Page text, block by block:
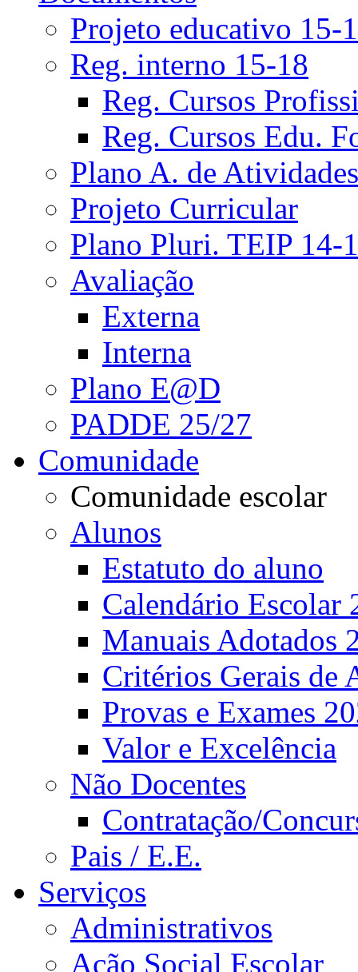
Projeto educativo 15-
Reg. interno 15-18
Reg. Cursos
Reg. Cursos Edu.
Plano A. de Atividades
Projeto Curricular
Plano Pluri. TEIP 14-
Avaliação
Externa
Interna
Plano E@D
PADDE 25/27
Comunidade
Comunidade escolar
Alunos
Estatuto do aluno
Calendário Escolar
Manuais Adotados
Critérios Gerais de
Provas e Exames
Valor e Excelência
Não Docentes
Contratação/
Pais / E.E.
Serviços
Administrativos
Ação Social Escolar